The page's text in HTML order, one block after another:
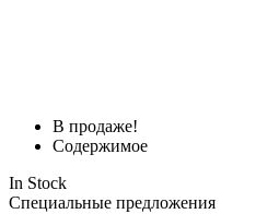
В продаже!
Содержимое
In Stock
Специальные предложения